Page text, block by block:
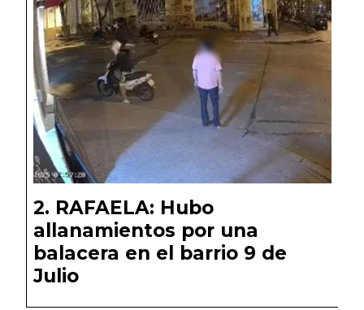
RAFAELA: Hubo
allanamientos por una
balacera en el barrio 9 de
Julio